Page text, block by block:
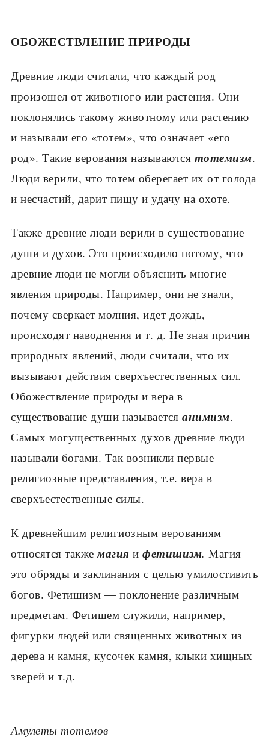
ОБОЖЕСТВЛЕНИЕ ПРИРОДЫ
Древние люди считали, что каждый род
произошел от животного или растения. Они
поклонялись такому животному или растению
и называли его «тотем», что означает «его
род». Такие верования называются то­темизм.
Люди верили, что тотем оберегает их от голода
и несчастий, дарит пищу и удачу на охоте.
Также древние люди верили в существование
души и духов. Это про­исходило потому, что
древние люди не могли объяснить многие
явления природы. Например, они не знали,
почему сверкает молния, идет дождь,
происходят наводнения и т. д. Не зная причин
природных явлений, люди считали, что их
вызывают действия сверхъестественных сил.
Обожествление природы и вера в
существование души называется анимизм.
Самых могу­щественных духов древние люди
называли богами. Так возникли первые
религиозные представления, т.е. вера в
сверхъестественные силы.
К древнейшим религиозным верованиям
относятся такжемагия и фетишизм. Магия —
это обряды и заклинания с целью умилостивить
богов. Фетишизм — поклонение различным
предметам. Фетишем слу­жили, например,
фигурки людей или священных животных из
дерева и камня, кусочек камня, клыки хищных
зверей и т.д.
Амулеты тотемов